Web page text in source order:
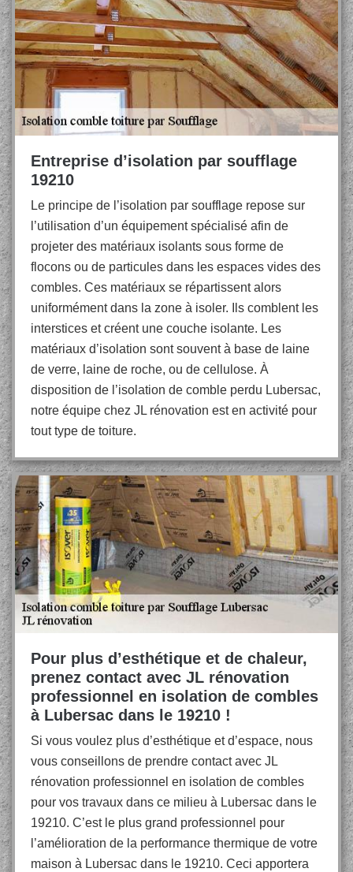
Entreprise d’isolation par soufflage
19210
Le principe de l’isolation par soufflage repose sur
l’utilisation d’un équipement spécialisé afin de
projeter des matériaux isolants sous forme de
flocons ou de particules dans les espaces vides des
combles. Ces matériaux se répartissent alors
uniformément dans la zone à isoler. Ils comblent les
interstices et créent une couche isolante. Les
matériaux d’isolation sont souvent à base de laine
de verre, laine de roche, ou de cellulose. À
disposition de l’isolation de comble perdu Lubersac,
notre équipe chez JL rénovation est en activité pour
tout type de toiture.
Pour plus d’esthétique et de chaleur,
prenez contact avec JL rénovation
professionnel en isolation de combles
à Lubersac dans le 19210 !
Si vous voulez plus d’esthétique et d’espace, nous
vous conseillons de prendre contact avec JL
rénovation professionnel en isolation de combles
pour vos travaux dans ce milieu à Lubersac dans le
19210. C’est le plus grand professionnel pour
l’amélioration de la performance thermique de votre
maison à Lubersac dans le 19210. Ceci apportera